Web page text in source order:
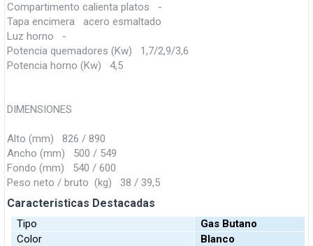
Compartimento calienta platos -
Tapa encimera acero esmaltado
Luz horno -
Potencia quemadores (Kw) 1,7/2,9/3,6
Potencia horno (Kw) 4,5
DIMENSIONES
Alto (mm) 826 / 890
Ancho (mm) 500 / 549
Fondo (mm) 540 / 600
Peso neto / bruto (kg) 38 / 39,5
Caracteristicas Destacadas
Tipo
Gas Butano
Color
Blanco